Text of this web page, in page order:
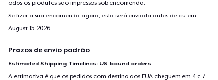
odos os produtos são impressos sob encomenda.
Se fizer a sua encomenda agora, esta será enviada antes de ou em
August 15, 2026.
Prazos de envio padrão
Estimated Shipping Timelines: US-bound orders
A estimativa é que os pedidos com destino aos EUA cheguem em 4 a 7